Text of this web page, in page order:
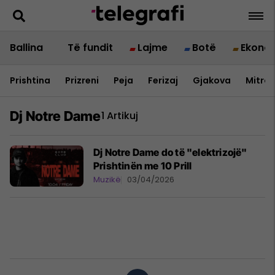
Ballina Të fundit Lajme Botë
Prishtina Prizreni Peja Ferizaj Gjakova
Dj Notre Dame1 Artikuj
Dj Notre Dame do të "elektrizojë"
Prishtinën me 10 Prill
Muzikë 03/04/2026